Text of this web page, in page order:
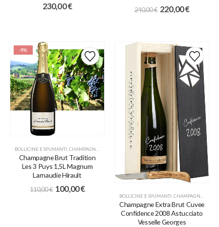
230,00€ 240,00€ 220,00€
-9%
BOLLICINE E SPUMANTI CHAMPAGNE IDEE REGALO
Champagne Brut Tradition
Les 3 Puys 1,5L Magnum
Larnaudie Hirault
110,00€ 100,00€
BOLLICINE E SPUMANTI,CHAMPAGNE
Champagne Extra Brut Cuvee
Confidence 2008 Astucciato
Vesselle Georges